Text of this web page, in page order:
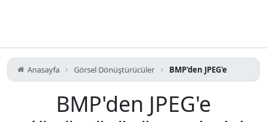
Anasayfa Görsel Dönüştürücüler BMP'den JPEG'e
BMP'den JPEG'e